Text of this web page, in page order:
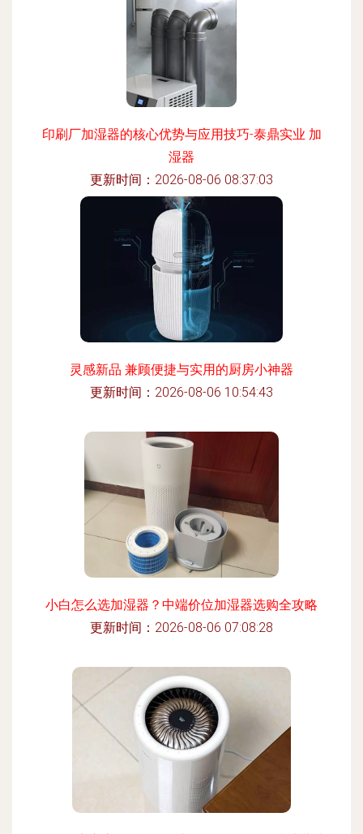
印刷厂加湿器的核心优势与应用技巧-泰鼎实业 加
湿器
更新时间：2026-08-06 08:37:03
灵感新品 兼顾便捷与实用的厨房小神器
更新时间：2026-08-06 10:54:43
小白怎么选加湿器？中端价位加湿器选购全攻略
更新时间：2026-08-06 07:08:28